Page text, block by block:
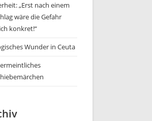
„Erst nach einem
wäre die Gefahr
konkret!“
Wunder in Ceuta